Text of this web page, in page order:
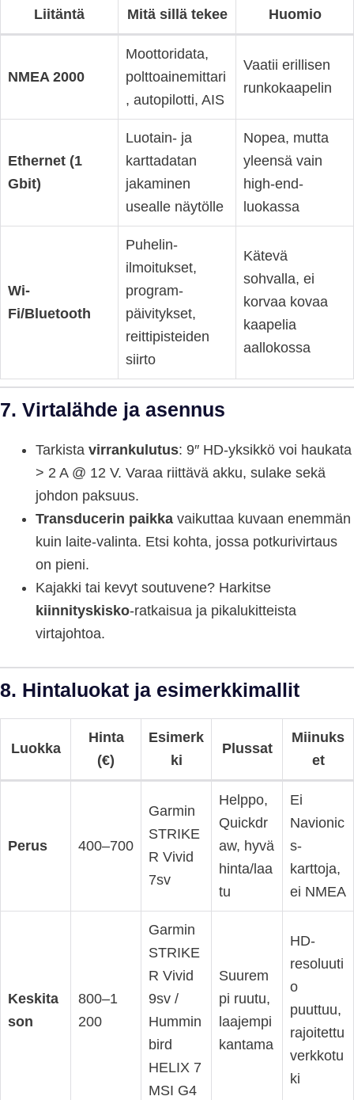
Liitäntä Mitä sillä tekee Huomio
NMEA 2000
Moottoridata,
polttoainemittari
, autopilotti, AIS
Vaatii erillisen
runkokaapelin
Ethernet (1
Gbit)
Luotain- ja
karttadatan
jakaminen
usealle näytölle
Nopea, mutta
yleensä vain
high-end-
luokassa
Wi-
Fi/Bluetooth
Puhelin­
ilmoitukset,
program-
päivitykset,
reittipisteiden
siirto
Kätevä
sohvalla, ei
korvaa kovaa
kaapelia
aallokossa
7. Virtalähde ja asennus
Tarkista virrankulutus: 9″ HD-yksikkö voi haukata
> 2 A @ 12 V. Varaa riittävä akku, sulake sekä
johdon paksuus.
Transducerin paikka vaikuttaa kuvaan enemmän
kuin laite-valinta. Etsi kohta, jossa potkurivirtaus
on pieni.
Kajakki tai kevyt soutuvene? Harkitse
kiinnityskisko-ratkaisua ja pikalukitteista
virtajohtoa.
8. Hintaluokat ja esimerkkimallit
Luokka
Hinta
(€)
Esimerk
ki
Plussat
Miinuks
et
Perus 400–700
Garmin
STRIKE
R Vivid
7sv
Helppo,
Quickdr
aw, hyvä
hinta/laa
tu
Ei
Navionic
s-
karttoja,
ei NMEA
Keskita
son
800–1
200
Garmin
STRIKE
R Vivid
9sv /
Hummin
bird
HELIX 7
MSI G4
Suurem
pi ruutu,
laajempi
kantama
HD-
resoluuti
o
puuttuu,
rajoitettu
verkkotu
ki